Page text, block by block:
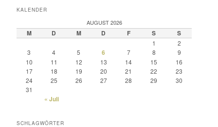
KALENDER
AUGUST 2026
M D M D F S S
1
2
3
4 5 6 7 8
9
10
11 12 13 14 15
16
17
18 19 20 21 22
23
24
25 26 27 28 29
30
31
« Juli
SCHLAGWÖRTER